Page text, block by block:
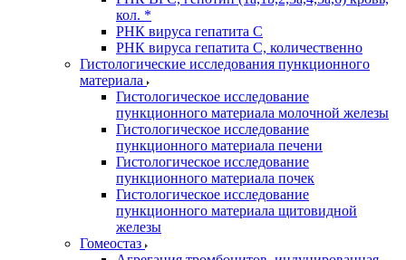
кол. *
РНК вируса гепатита C
РНК вируса гепатита C, количественно
Гистологические исследования пункционного
материала
Гистологическое исследование
пункционного материала молочной железы
Гистологическое исследование
пункционного материала печени
Гистологическое исследование
пункционного материала почек
Гистологическое исследование
пункционного материала щитовидной
железы
Гомеостаз